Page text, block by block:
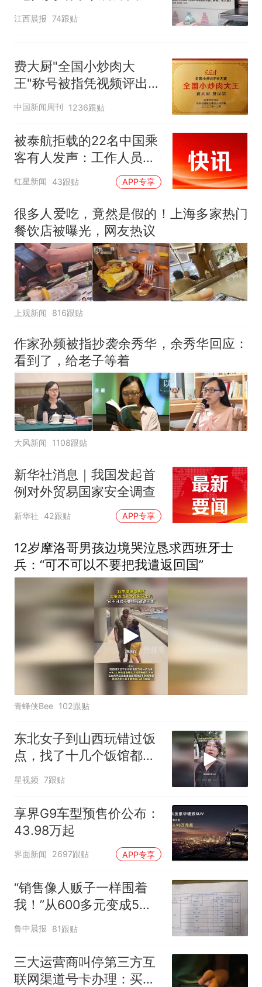
应：统一上报反馈，门店
核实完毕后会回电
江西晨报 74跟贴
费大厨"全国小炒肉大
王"称号被指凭视频评出
官方回应
中国新闻周刊 1236跟贴
被泰航拒载的22名中国乘
客有人发声：工作人员承
诺免费改签，最后却自费
买机票回国
红星新闻 43跟贴 APP专享
很多人爱吃，竟然是假的！上海多家热门
餐饮店被曝光，网友热议
上观新闻 816跟贴
作家孙频被指抄袭余秀华，余秀华回应：
看到了，给老子等着
大风新闻 1108跟贴
新华社消息｜我国发起首
例对外贸易国家安全调查
新华社 42跟贴 APP专享
12岁摩洛哥男孩边境哭泣恳求西班牙士
兵：“可不可以不要把我遣返回国”
青蜂侠Bee 102跟贴
东北女子到山西玩错过饭
点，找了十几个饭馆都没
开门：午休到几点
星视频 7跟贴
享界G9车型预售价公布：
43.98万起
界面新闻 2697跟贴 APP专享
“销售像人贩子一样围着
我！”从600多元变成5万
元，57岁保洁阿姨做医美
后眼睛肿到流泪、视物模
糊
鲁中晨报 81跟贴
三大运营商叫停第三方互
联网渠道号卡办理：买的